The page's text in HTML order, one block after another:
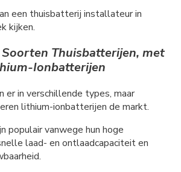
een thuisbatterij installateur in
kijken.
Thuisbatterijen, met
Ionbatterijen
er in verschillende types, maar
lithium-ionbatterijen de markt.
populair vanwege hun hoge
laad- en ontlaadcapaciteit en